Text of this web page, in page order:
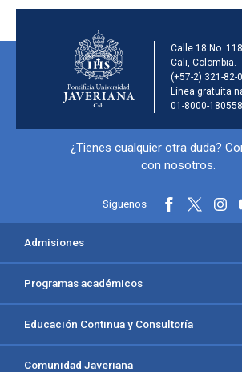
Calle 18 No.
Cali, Colombia.
(+57-2) 321-82-
Línea gratuita
01-8000-180558
Información y redes
¿Tienes cualquier otra duda?
con nosotros.
Síguenos
Menú principal del footer
Admisiones
Programas académicos
Educación Continua y Consultoría
Comunidad Javeriana